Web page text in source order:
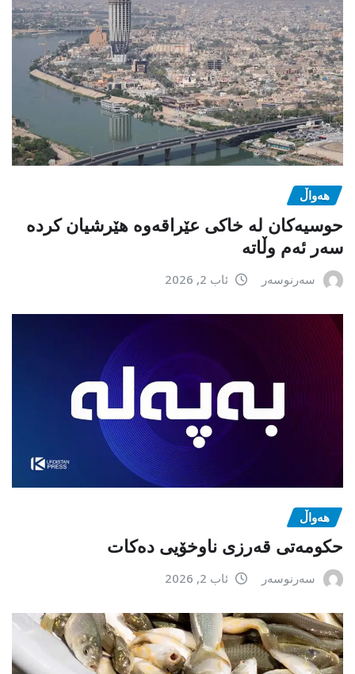
هەواڵ
حوسیەکان لە خاکی عێراقەوە هێرشیان کردە
سەر ئەم وڵاتە
سەرنوسەر ئاب 2, 2026
هەواڵ
حکومەتی قەرزی ناوخۆیی دەکات
سەرنوسەر ئاب 2, 2026